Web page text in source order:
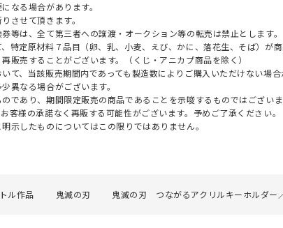
なる場合があります。
させて頂きます。
等は、全て第三者への譲渡・オークション等の転売は禁止とします。
特定原材料７品目（卵、乳、小麦、えび、かに、落花生、そば）が
販売することがございます。（くじ・アニカプ商品を除く）
て、当該販売期間内であっても製造数によりご購入いただけない場合
異なる場合がございます。
であり、期間限定販売の商品であることを示唆するものではございま
客様の承諾なく再販する可能性がございます。予めご了承ください。
示したものについてはこの限りではありません。
ル作品 鬼滅の刃 鬼滅の刃 つながるアクリルキーホルダー